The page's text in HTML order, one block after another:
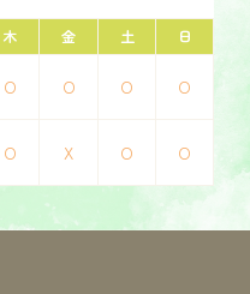
木 金 土
日
O O O O
O X O O